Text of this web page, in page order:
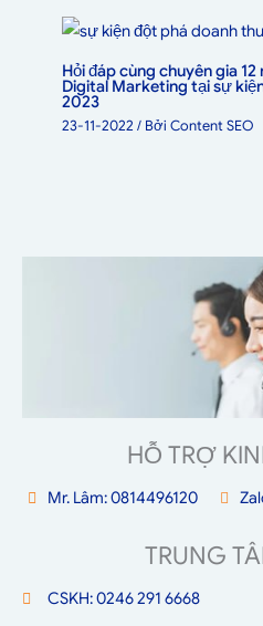
Hỏi đáp cùng chuyên gia
Digital Marketing tại sự
2023
23-11-2022/ BởiContent SEO
HỖ TRỢ
Mr. Lâm: 0814496120
TRUNG
CSKH: 0246 291 6668